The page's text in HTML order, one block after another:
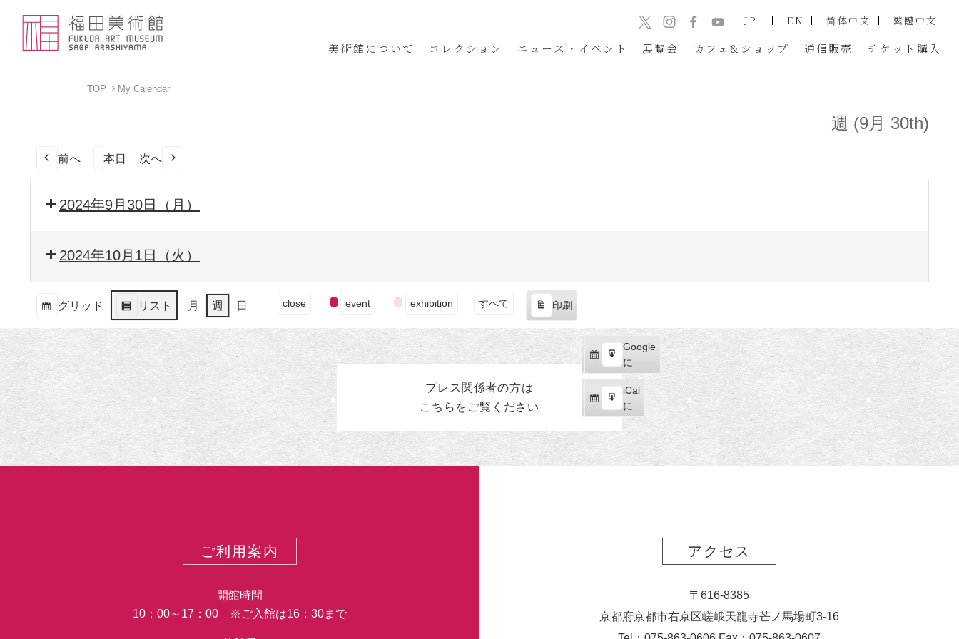
美術館について コレクション ニュース・イベント 展覧会 カフェ&ショップ 通信販売 チケット 購入
JP EN 简体中文 繁體中文
TOP My Calendar
週 (9月 30th)
前へ 本日 次へ
2024年9月30日（月）
2024年10月1日（火）
グリッド
表
示
リスト
表
示
月 週 日
ン
ト
の
カ
テ
ゴ
リ
ー
close event exhibition すべて 印刷
示
Google
で
購
読
iCal
で
購
Google
に
エ
ク
ス
ポ
ト
iCal
に
エ
ー
プレス関係者の方は
こちらをご覧ください
ご利用案内
開館時間
10：00～17：00 ※ご入館は16：30まで
アクセス
〒616-8385
京都府京都市右京区嵯峨天龍寺芒ノ馬場町3-16